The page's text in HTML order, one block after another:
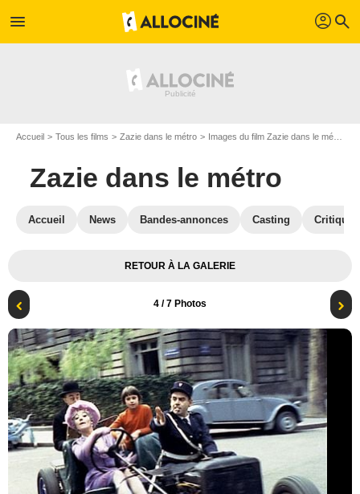
menu profil search
Accueil Tous les films Zazie dans le métro Images du film Zazie dans le métro
Zazie dans le métro
Accueil News Bandes-annonces Casting
RETOUR À LA GALERIE
4 / 7 Photos